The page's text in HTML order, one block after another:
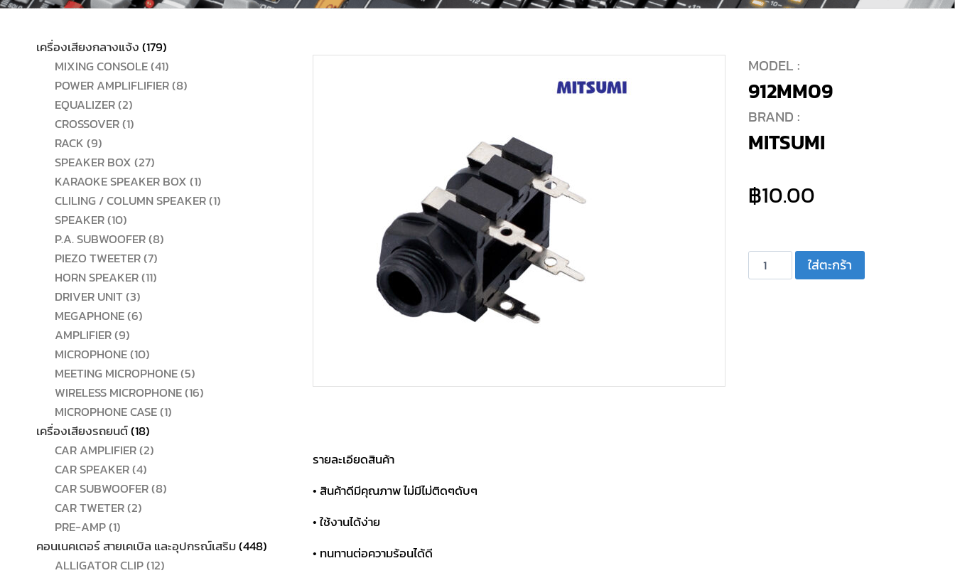
เครื่องเสียงกลางแจ้ง 179179
สินค้า
MIXING CONSOLE 4141
สินค้า
POWER AMPLIFLIFIER 88
EQUALIZER 22
สินค้า
CROSSOVER 11
RACK 99
สินค้า
SPEAKER BOX 2727
สินค้า
KARAOKE SPEAKER BOX 11
สินค้า
CLILING / COLUMN SPEAKER 11
SPEAKER 1010
สินค้า
P.A. SUBWOOFER 88
PIEZO TWEETER 77
สินค้า
HORN SPEAKER 1111
DRIVER UNIT 33
สินค้า
MEGAPHONE 66
AMPLIFIER 99
สินค้า
MICROPHONE 1010
สินค้า
MEETING MICROPHONE 55
สินค้า
WIRELESS MICROPHONE 1616
MICROPHONE CASE 11
เครื่องเสียงรถยนต์ 1818
สินค้า
CAR AMPLIFIER 22
CAR SPEAKER 44
สินค้า
CAR SUBWOOFER 88
CAR TWETER 22
PRE-AMP 11
สินค้า
คอนเนคเตอร์ สายเคเบิล และอุปกรณ์เสริม 448448
ALLIGATOR CLIP 1212
MODEL :
912MM09
BRAND :
MITSUMI
฿10.00
จำนวน
แจ๊คไมค์-
ใส่ตะกร้า
รายละเอียดสินค้า
• สินค้าดีมีคุณภาพ ไม่มีไม่ติดๆดับๆ
• ใช้งานได้ง่าย
• ทนทานต่อความร้อนได้ดี